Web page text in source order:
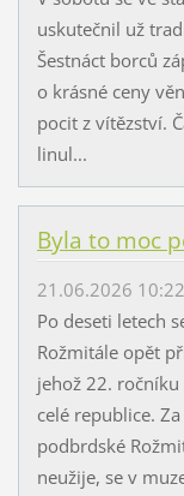
uskutečnil už
Šestnáct borců
o krásné ceny
pocit z vítězství.
linul...
Byla to moc
21.06.2026 10:22
Po deseti letech
Rožmitále opět
jehož 22.
celé republice.
podbrdské
neužije, se v